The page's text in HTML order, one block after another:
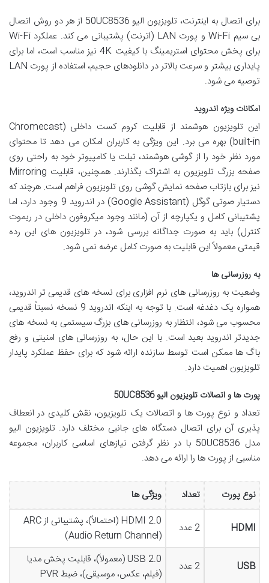
برای اتصال به اینترنت، تلویزیون الیو 50UC8536 از هر دو روش اتصال
بی سیم Wi-Fi و پورت LAN (اترنت) پشتیبانی می کند. عملکرد Wi-Fi
برای پخش محتوای استریمینگ با کیفیت 4K نیز مناسب است، اما برای
پایداری بیشتر و سرعت بالاتر در دانلودهای حجیم، استفاده از پورت LAN
توصیه می شود.
امکانات ویژه اندروید
این تلویزیون هوشمند از قابلیت کروم کست داخلی (Chromecast
built-in) بهره می برد. این ویژگی به کاربران امکان می دهد تا محتوای
مورد نظر خود را از گوشی هوشمند، تبلت یا کامپیوتر خود به راحتی روی
صفحه بزرگ تلویزیون به اشتراک بگذارند. همچنین، قابلیت Mirroring
نیز برای بازتاب صفحه نمایش گوشی روی تلویزیون فراهم است. هرچند که
دستیار صوتی گوگل (Google Assistant) در اندروید 9 وجود دارد، اما
پشتیبانی کامل و یکپارچه از آن (مانند وجود میکروفون داخلی در ریموت
کنترل) باید به صورت جداگانه بررسی شود، در تلویزیون های این رده
قیمتی معمولاً این قابلیت به صورت کامل عرضه نمی شود.
به روزرسانی ها
وضعیت به روزرسانی های نرم افزاری برای نسخه های قدیمی تر اندروید،
همواره یک دغدغه است. با توجه به اینکه اندروید 9 نسخه نسبتاً قدیمی
محسوب می شود، انتظار به روزرسانی های بزرگ سیستمی به نسخه های
جدیدتر اندروید بعید است. با این حال، به روزرسانی های امنیتی و رفع
باگ ها ممکن است توسط سازنده ارائه شود که برای حفظ عملکرد پایدار
تلویزیون اهمیت دارد.
پورت ها و اتصالات تلویزیون الیو 50UC8536
تعداد و نوع پورت ها و اتصالات یک تلویزیون، نقش کلیدی در انعطاف
پذیری آن برای اتصال دستگاه های جانبی مختلف دارد. تلویزیون الیو
مدل 50UC8536 با در نظر گرفتن نیازهای اساسی کاربران، مجموعه
مناسبی از پورت ها را ارائه می دهد.
نوع پورت تعداد ویژگی ها
HDMI 2 عدد
HDMI 2.0 (احتمالاً)، پشتیبانی از ARC
(Audio Return Channel)
USB 2 عدد
USB 2.0 (معمولاً)، قابلیت پخش مدیا
(فیلم، عکس، موسیقی)، ضبط PVR